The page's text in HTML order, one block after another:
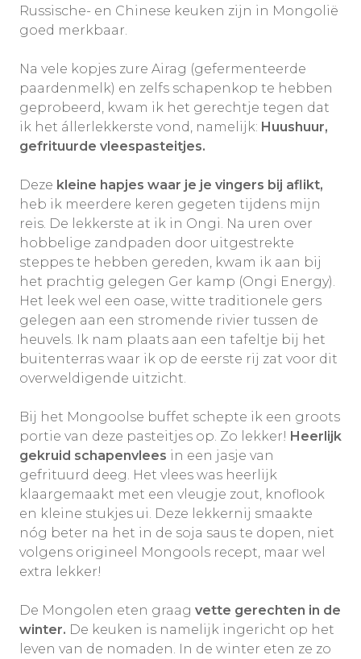
Russische- en Chinese keuken zijn in Mongolië
goed merkbaar.
Na vele kopjes zure Airag (gefermenteerde
paardenmelk) en zelfs schapenkop te hebben
geprobeerd, kwam ik het gerechtje tegen dat
ik het állerlekkerste vond, namelijk: Huushuur,
gefrituurde vleespasteitjes.
Deze kleine hapjes waar je je vingers bij aflikt,
heb ik meerdere keren gegeten tijdens mijn
reis. De lekkerste at ik in Ongi. Na uren over
hobbelige zandpaden door uitgestrekte
steppes te hebben gereden, kwam ik aan bij
het prachtig gelegen Ger kamp (Ongi Energy).
Het leek wel een oase, witte traditionele gers
gelegen aan een stromende rivier tussen de
heuvels. Ik nam plaats aan een tafeltje bij het
buitenterras waar ik op de eerste rij zat voor dit
overweldigende uitzicht.
Bij het Mongoolse buffet schepte ik een groots
portie van deze pasteitjes op. Zo lekker! Heerlijk
gekruid schapenvlees in een jasje van
gefrituurd deeg. Het vlees was heerlijk
klaargemaakt met een vleugje zout, knoflook
en kleine stukjes ui. Deze lekkernij smaakte
nóg beter na het in de soja saus te dopen, niet
volgens origineel Mongools recept, maar wel
extra lekker!
De Mongolen eten graag vette gerechten in de
winter. De keuken is namelijk ingericht op het
leven van de nomaden. In de winter eten ze zo